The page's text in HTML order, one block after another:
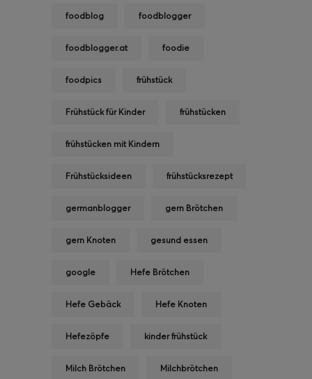
foodblog foodblogger
foodblogger.at foodie
foodpics frühstück
Frühstück für Kinder frühstücken
frühstücken mit Kindern
Frühstücksideen frühstücksrezept
germanblogger gern Brötchen
gern Knoten gesund essen
google Hefe Brötchen
Hefe Gebäck Hefe Knoten
Hefezöpfe kinder frühstück
Milch Brötchen Milchbrötchen